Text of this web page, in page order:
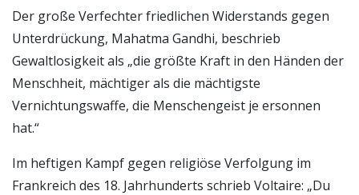
Der große Verfechter friedlichen Widerstands gegen
Unterdrückung, Mahatma Gandhi, beschrieb
Gewaltlosigkeit als „die größte Kraft in den Händen der
Menschheit, mächtiger als die mächtigste
Vernichtungswaffe, die Menschengeist je ersonnen
hat.“
Im heftigen Kampf gegen religiöse Verfolgung im
Frankreich des 18. Jahrhunderts schrieb Voltaire: „Du